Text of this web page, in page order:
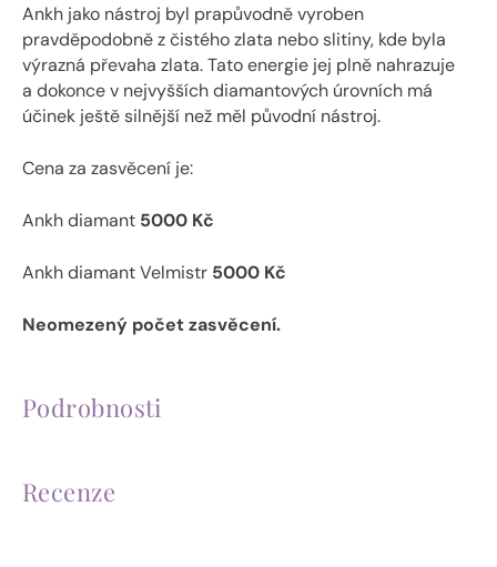
Ankh jako nástroj byl prapůvodně vyroben
pravděpodobně z čistého zlata nebo slitiny, kde byla
výrazná převaha zlata. Tato energie jej plně nahrazuje
a dokonce v nejvyšších diamantových úrovních má
účinek ještě silnější než měl původní nástroj.
Cena za zasvěcení je:
Ankh diamant 5000 Kč
Ankh diamant Velmistr 5000 Kč
Neomezený počet zasvěcení.
Podrobnosti
Recenze